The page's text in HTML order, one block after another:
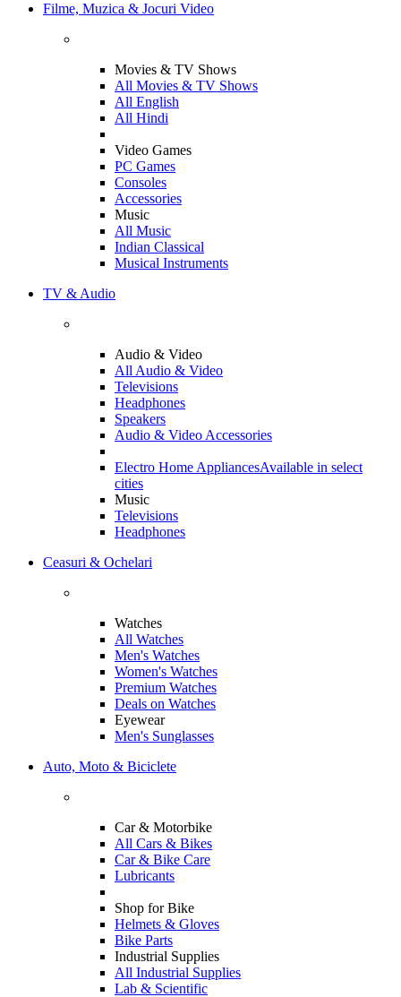
Filme, Muzica & Jocuri Video
Movies & TV Shows
All Movies & TV Shows
All English
All Hindi
Video Games
PC Games
Consoles
Accessories
Music
All Music
Indian Classical
Musical Instruments
TV & Audio
Audio & Video
All Audio & Video
Televisions
Headphones
Speakers
Audio & Video Accessories
Electro Home AppliancesAvailable in select
cities
Music
Televisions
Headphones
Ceasuri & Ochelari
Watches
All Watches
Men's Watches
Women's Watches
Premium Watches
Deals on Watches
Eyewear
Men's Sunglasses
Auto, Moto & Biciclete
Car & Motorbike
All Cars & Bikes
Car & Bike Care
Lubricants
Shop for Bike
Helmets & Gloves
Bike Parts
Industrial Supplies
All Industrial Supplies
Lab & Scientific